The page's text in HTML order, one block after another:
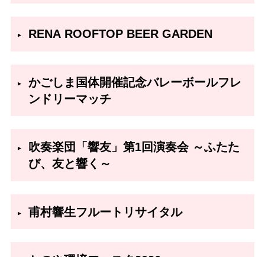
RENA ROOFTOP BEER GARDEN
かごしま国体開催記念バレーボールフレ
ンドリーマッチ
吹奏楽団「響友」第1回演奏会 ～ふたた
び、友と響く～
甫村響生フルートリサイタル